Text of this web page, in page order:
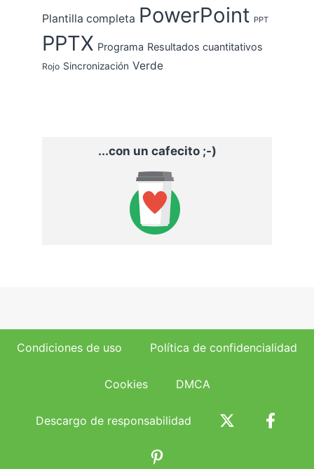
Plantilla completa PowerPoint PPT
PPTX Programa Resultados cuantitativos
Rojo Sincronización Verde
...con un cafecito ;-)
Condiciones de uso Política de confidencialidad
Cookies DMCA
Descargo de responsabilidad